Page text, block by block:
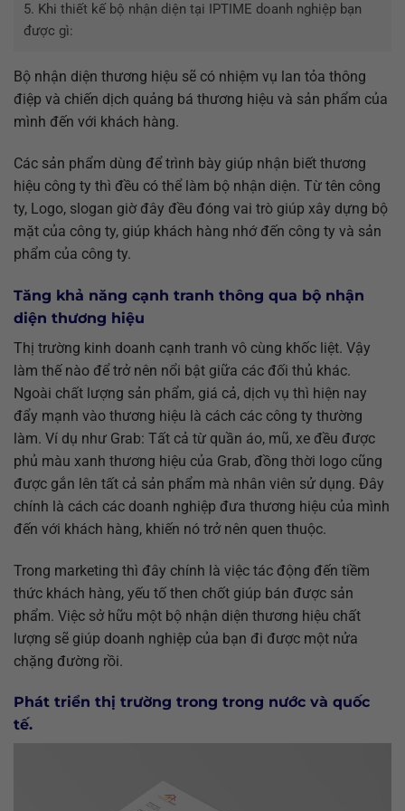
5. Khi thiết kế bộ nhận diện tại IPTIME doanh nghiệp bạn
được gì:
Bộ nhận diện thương hiệu sẽ có nhiệm vụ lan tỏa thông
điệp và chiến dịch quảng bá thương hiệu và sản phẩm của
mình đến với khách hàng.
Các sản phẩm dùng để trình bày giúp nhận biết thương
hiệu công ty thì đều có thể làm bộ nhận diện. Từ tên công
ty, Logo, slogan giờ đây đều đóng vai trò giúp xây dựng bộ
mặt của công ty, giúp khách hàng nhớ đến công ty và sản
phẩm của công ty.
Tăng khả năng cạnh tranh thông qua bộ nhận
diện thương hiệu
Thị trường kinh doanh cạnh tranh vô cùng khốc liệt. Vậy
làm thế nào để trở nên nổi bật giữa các đối thủ khác.
Ngoài chất lượng sản phẩm, giá cả, dịch vụ thì hiện nay
đẩy mạnh vào thương hiệu là cách các công ty thường
làm. Ví dụ như Grab: Tất cả từ quần áo, mũ, xe đều được
phủ màu xanh thương hiệu của Grab, đồng thời logo cũng
được gắn lên tất cả sản phẩm mà nhân viên sử dụng. Đây
chính là cách các doanh nghiệp đưa thương hiệu của mình
đến với khách hàng, khiến nó trở nên quen thuộc.
Trong marketing thì đây chính là việc tác động đến tiềm
thức khách hàng, yếu tố then chốt giúp bán được sản
phẩm. Việc sở hữu một bộ nhận diện thương hiệu chất
lượng sẽ giúp doanh nghiệp của bạn đi được một nửa
chặng đường rồi.
Phát triển thị trường trong trong nước và quốc
tế.